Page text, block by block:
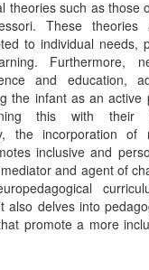
theories such as those
These theories
to individual needs,
Furthermore,
and education,
the infant as an active
this with their
the incorporation of
inclusive and
and agent of
also delves into
promote a more